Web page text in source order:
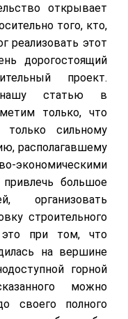
открывает
того, кто,
реализовать этот
дорогостоящий
проект.
статью в
только, что
сильному
располагавшему
большое
организовать
строительного
при том, что
на вершине
горной
можно
своего полного